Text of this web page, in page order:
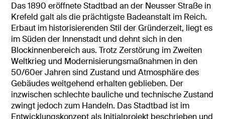
Das 1890 eröffnete Stadtbad an der Neusser Straße in
Krefeld galt als die prächtigste Badeanstalt im Reich.
Erbaut im historisierenden Stil der Gründerzeit, liegt es
im Süden der Innenstadt und dehnt sich in den
Blockinnenbereich aus. Trotz Zerstörung im Zweiten
Weltkrieg und Modernisierungsmaßnahmen in den
50/60er Jahren sind Zustand und Atmosphäre des
Gebäudes weitgehend erhalten geblieben. Der
inzwischen schlechte bauliche und technische Zustand
zwingt jedoch zum Handeln. Das Stadtbad ist im
Entwicklungskonzept als Initialprojekt beschrieben und